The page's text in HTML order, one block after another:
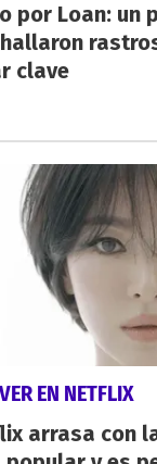
por Loan: un
clave
EN NETFLIX
arrasa con